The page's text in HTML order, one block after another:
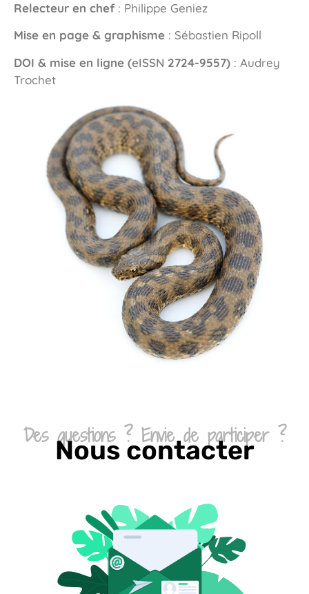
Relecteur en chef: Philippe Geniez
Mise en page & graphisme : Sébastien Ripoll
DOI & mise en ligne (eISSN 2724-9557) : Audrey
Trochet
Des questions ? Envie de participer ?
Nous contacter